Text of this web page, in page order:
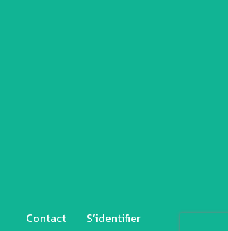
Contact S’identifier